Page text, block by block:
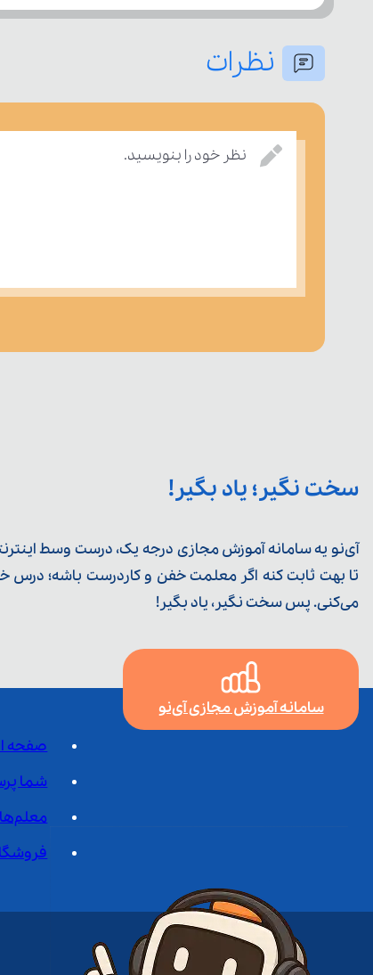
نظرات
نظر خود را بنویسید.
سخت نگیر؛ یاد بگیر!
آی‌نو یه سامانه آموزش مجازی درجه یک، درست وسط
تا بهت ثابت کنه اگر معلمت خفن و کاردرست باشه؛ درس
می‌کنی. پس سخت نگیر، یاد بگیر!
سامانه آموزش مجازی آی‌نو
صفحه
شما
معلم‌ها